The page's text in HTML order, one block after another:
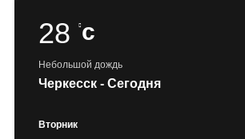
28 c
Небольшой дождь
Черкесск - Сегодня
Вторник